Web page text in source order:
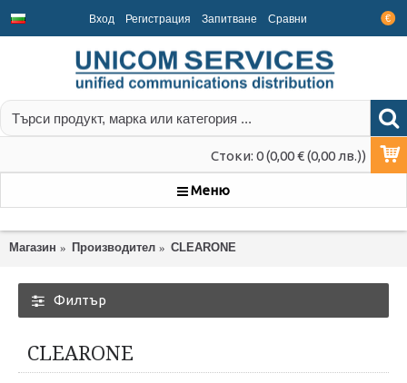
€
Вход Регистрация Запитване Срaвни
Стоки: 0 (0,00 € (0,00 лв.))
Меню
Магазин Производител CLEARONE
Филтър
CLEARONE